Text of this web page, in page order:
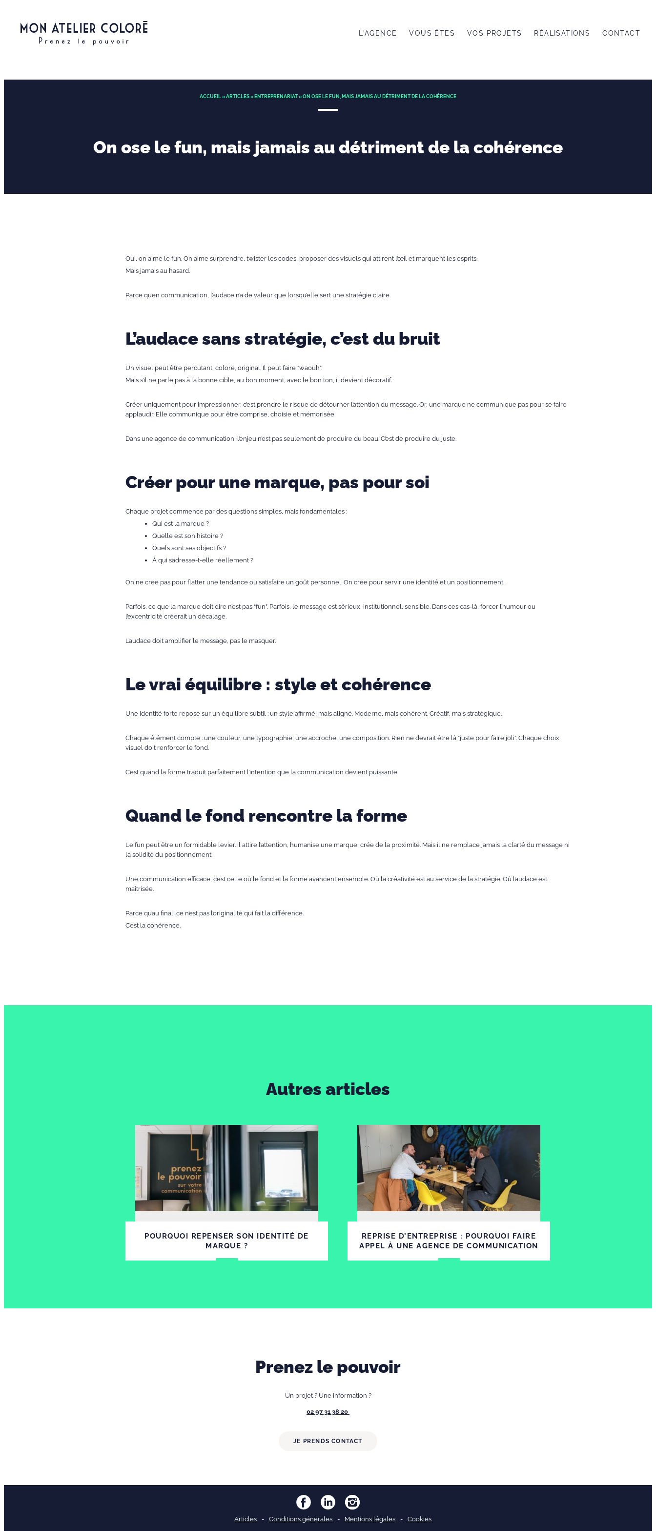
L'AGENCE VOUS ÊTES VOS PROJETS RÉALISATIONS CONTACT
ACCUEIL»ARTICLES» ENTREPRENARIAT» ON OSE LE FUN, MAIS JAMAIS AU DÉTRIMENT DE LA COHÉRENCE
On ose le fun, mais jamais au détriment de la cohérence
Oui, on aime le fun. On aime surprendre, twister les codes, proposer des visuels qui attirent l’œil et marquent les esprits.
Mais jamais au hasard.
Parce qu’en communication, l’audace n’a de valeur que lorsqu’elle sert une stratégie claire.
L’audace sans stratégie, c’est du bruit
Un visuel peut être percutant, coloré, original. Il peut faire “waouh”.
Mais s’il ne parle pas à la bonne cible, au bon moment, avec le bon ton, il devient décoratif.
Créer uniquement pour impressionner, c’est prendre le risque de détourner l’attention du message. Or, une marque ne communique pas pour se faire
applaudir. Elle communique pour être comprise, choisie et mémorisée.
Dans une agence de communication, l’enjeu n’est pas seulement de produire du beau. C’est de produire du juste.
Créer pour une marque, pas pour soi
Chaque projet commence par des questions simples, mais fondamentales :
Qui est la marque ?
Quelle est son histoire ?
Quels sont ses objectifs ?
À qui s’adresse-t-elle réellement ?
On ne crée pas pour flatter une tendance ou satisfaire un goût personnel. On crée pour servir une identité et un positionnement.
Parfois, ce que la marque doit dire n’est pas “fun”. Parfois, le message est sérieux, institutionnel, sensible. Dans ces cas-là, forcer l’humour ou
l’excentricité créerait un décalage.
L’audace doit amplifier le message, pas le masquer.
Le vrai équilibre : style et cohérence
Une identité forte repose sur un équilibre subtil : un style affirmé, mais aligné. Moderne, mais cohérent. Créatif, mais stratégique.
Chaque élément compte : une couleur, une typographie, une accroche, une composition. Rien ne devrait être là “juste pour faire joli”. Chaque choix
visuel doit renforcer le fond.
C’est quand la forme traduit parfaitement l’intention que la communication devient puissante.
Quand le fond rencontre la forme
Le fun peut être un formidable levier. Il attire l’attention, humanise une marque, crée de la proximité. Mais il ne remplace jamais la clarté du message ni
la solidité du positionnement.
Une communication efficace, c’est celle où le fond et la forme avancent ensemble. Où la créativité est au service de la stratégie. Où l’audace est
maîtrisée.
Parce qu’au final, ce n’est pas l’originalité qui fait la différence.
C’est la cohérence.
Autres articles
POURQUOI REPENSER SON IDENTITÉ DE
MARQUE ?
REPRISE D’ENTREPRISE : POURQUOI FAIRE
APPEL À UNE AGENCE DE COMMUNICATION
Prenez le pouvoir
Un projet ? Une information ?
02 97 31 38 20
JE PRENDS CONTACT
Articles Conditions générales Mentions légales Cookies